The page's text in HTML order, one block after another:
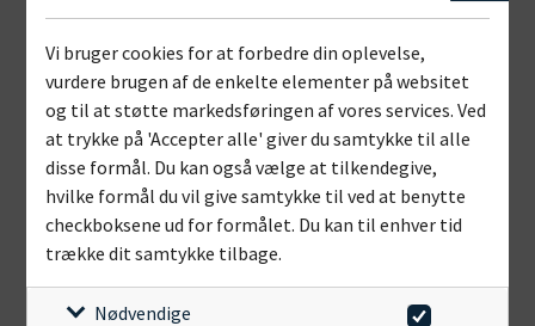
Vi bruger cookies for at forbedre din oplevelse,
vurdere brugen af de enkelte elementer på websitet
og til at støtte markedsføringen af vores services. Ved
at trykke på 'Accepter alle' giver du samtykke til alle
disse formål. Du kan også vælge at tilkendegive,
hvilke formål du vil give samtykke til ved at benytte
checkboksene ud for formålet. Du kan til enhver tid
trække dit samtykke tilbage.
Nødvendige